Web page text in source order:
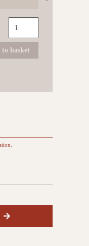
CORONA
Ossidi
20x20
Corona
to basket